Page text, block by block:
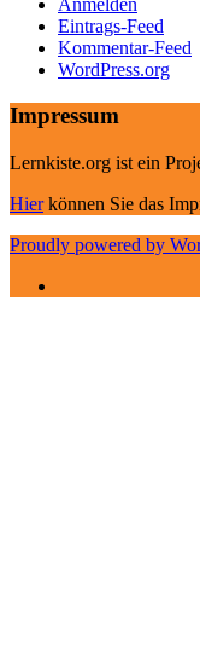
Eintrags-Feed
Kommentar-Feed
WordPress.org
Impressum
Lernkiste.org ist ein
Hierkönnen Sie das
Proudly powered by